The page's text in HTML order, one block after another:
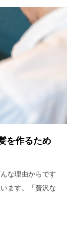
を作るため
な理由からです
ます。「贅沢な